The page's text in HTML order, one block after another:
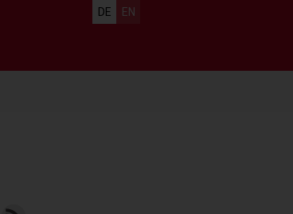
Sprachauswahl
DE EN